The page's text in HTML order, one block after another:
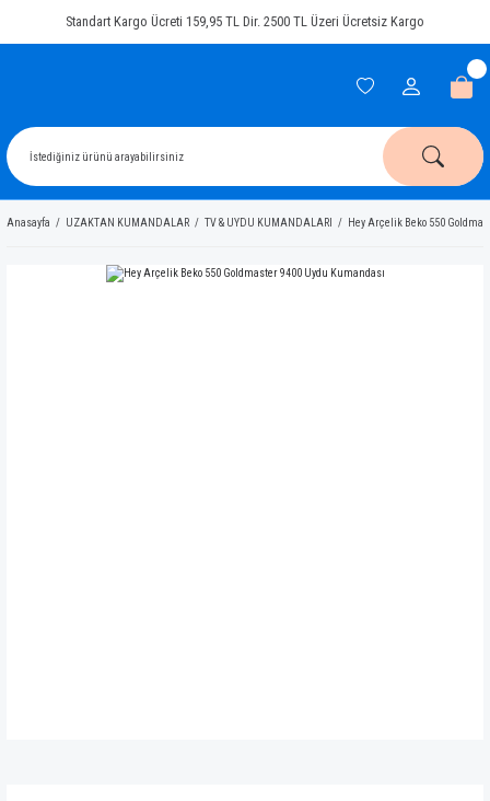
Standart Kargo Ücreti 159,95 TL Dir. 2500 TL Üzeri Ücretsiz Kargo
Anasayfa UZAKTAN KUMANDALAR TV & UYDU KUMANDALARI Hey Arçelik Beko 550